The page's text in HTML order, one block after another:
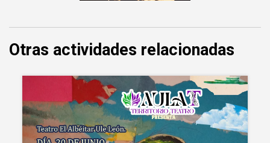
Otras actividades relacionadas